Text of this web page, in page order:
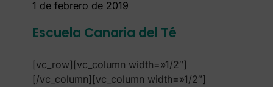
1 de febrero de 2019
Escuela Canaria del Té
[vc_row][vc_column width=»1/2″]
[/vc_column][vc_column width=»1/2″]